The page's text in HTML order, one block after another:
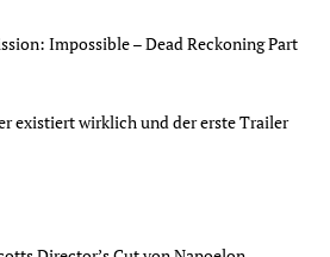
Impossible – Dead Reckoning Part
existiert wirklich und der erste Trailer